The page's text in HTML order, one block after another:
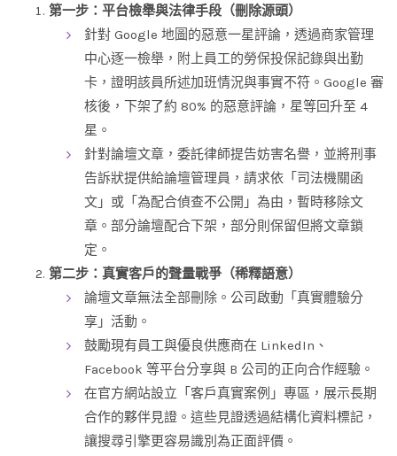
第一步：平台檢舉與法律手段（刪除源頭）
針對 Google 地圖的惡意一星評論，透過商家管理
中心逐一檢舉，附上員工的勞保投保記錄與出勤
卡，證明該員所述加班情況與事實不符。Google 審
核後，下架了約 80% 的惡意評論，星等回升至 4
星。
針對論壇文章，委託律師提告妨害名譽，並將刑事
告訴狀提供給論壇管理員，請求依「司法機關函
文」或「為配合偵查不公開」為由，暫時移除文
章。部分論壇配合下架，部分則保留但將文章鎖
定。
第二步：真實客戶的聲量戰爭（稀釋語意）
論壇文章無法全部刪除。公司啟動「真實體驗分
享」活動。
鼓勵現有員工與優良供應商在 LinkedIn、
Facebook 等平台分享與 B 公司的正向合作經驗。
在官方網站設立「客戶真實案例」專區，展示長期
合作的夥伴見證。這些見證透過結構化資料標記，
讓搜尋引擎更容易識別為正面評價。